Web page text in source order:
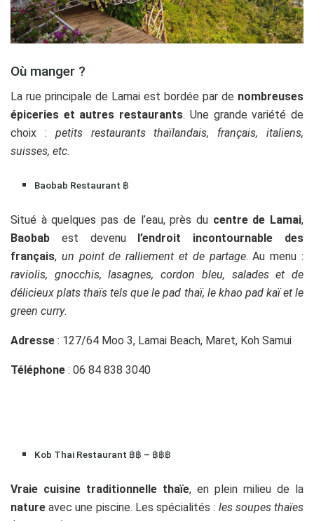
Où manger ?
La rue principale de Lamai est bordée par de nombreuses
épiceries et autres restaurants. Une grande variété de
choix : petits restaurants thaïlandais, français, italiens,
suisses, etc.
Baobab Restaurant ฿
Situé à quelques pas de l’eau, près du centre de Lamai,
Baobab est devenu
l’endroit incontournable des
français, un point de ralliement et de partage. Au menu :
raviolis, gnocchis, lasagnes, cordon bleu, salades et de
délicieux plats thaïs tels que le pad thaï, le khao pad kaï et le
green curry.
Adresse : 127/64 Moo 3, Lamai Beach, Maret, Koh Samui
Téléphone : 06 84 838 3040
Kob Thai Restaurant ฿฿ – ฿฿฿
Vraie cuisine traditionnelle thaïe, en plein milieu de la
nature avec une piscine. Les spécialités : les soupes thaïes